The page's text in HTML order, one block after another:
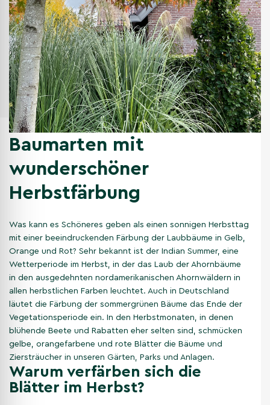
Baumarten mit
wunderschöner
Herbstfärbung
Was kann es Schöneres geben als einen sonnigen Herbsttag
mit einer beeindruckenden Färbung der Laubbäume in Gelb,
Orange und Rot? Sehr bekannt ist der Indian Summer, eine
Wetterperiode im Herbst, in der das Laub der Ahornbäume
in den ausgedehnten nordamerikanischen Ahornwäldern in
allen herbstlichen Farben leuchtet. Auch in Deutschland
läutet die Färbung der sommergrünen Bäume das Ende der
Vegetationsperiode ein. In den Herbstmonaten, in denen
blühende Beete und Rabatten eher selten sind, schmücken
gelbe, orangefarbene und rote Blätter die Bäume und
Ziersträucher in unseren Gärten, Parks und Anlagen.
Warum verfärben sich die
Blätter im Herbst?